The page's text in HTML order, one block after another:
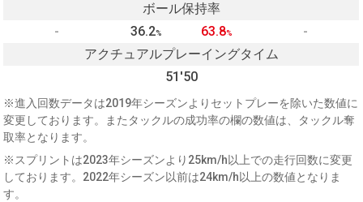
ボール保持率
-
36.2% 63.8%
-
アクチュアルプレーイングタイム
51'50
※進入回数データは2019年シーズンよりセットプレーを除いた数値に
変更しております。またタックルの成功率の欄の数値は、タックル奪
取率となります。
※スプリントは2023年シーズンより25km/h以上での走行回数に変更
しております。2022年シーズン以前は24km/h以上の数値となりま
す。